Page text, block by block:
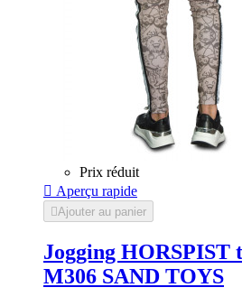
Prix réduit
 Aperçu rapide
Ajouter au panier
Jogging HORSPIST
M306 SAND TOYS